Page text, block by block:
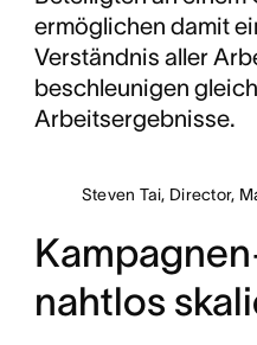
ermöglichen damit
Verständnis aller
beschleunigen
Arbeitsergebnisse.
Steven Tai, Director,
nahtlos